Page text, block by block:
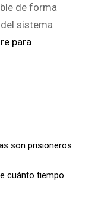
de forma
sistema
para
son prisioneros
cuánto tiempo